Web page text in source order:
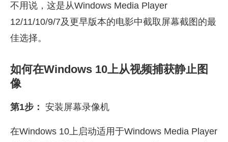
不用说，这是从Windows Media Player
12/11/10/9/7及更早版本的电影中截取屏幕截图的最
佳选择。
如何在Windows 10上从视频捕获静止图
像
第1步： 安装屏幕录像机
在Windows 10上启动适用于Windows Media Player